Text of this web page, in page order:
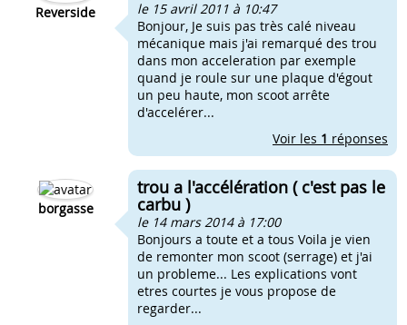
Reverside
le 15 avril 2011 à 10:47
Bonjour, Je suis pas très calé niveau
mécanique mais j'ai remarqué des trou
dans mon acceleration par exemple
quand je roule sur une plaque d'égout
un peu haute, mon scoot arrête
d'accelérer...
Voir les 1 réponses
borgasse
trou a l'accélération ( c'est pas le
carbu )
le 14 mars 2014 à 17:00
Bonjours a toute et a tous Voila je vien
de remonter mon scoot (serrage) et j'ai
un probleme... Les explications vont
etres courtes je vous propose de
regarder...